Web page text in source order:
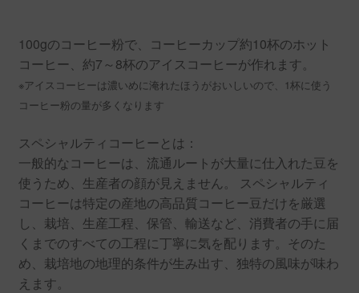
100gのコーヒー粉で、コーヒーカップ約10杯のホット
コーヒー、約7～8杯のアイスコーヒーが作れます。
※アイスコーヒーは濃いめに淹れたほうがおいしいので、1杯に使う
コーヒー粉の量が多くなります
スペシャルティコーヒーとは：
一般的なコーヒーは、流通ルートが大量に仕入れた豆を
使うため、生産者の顔が見えません。 スペシャルティ
コーヒーは特定の産地の高品質コーヒー豆だけを厳選
し、栽培、生産工程、保管、輸送など、消費者の手に届
くまでのすべての工程に丁寧に気を配ります。そのた
め、栽培地の地理的条件が生み出す、独特の風味が味わ
えます。